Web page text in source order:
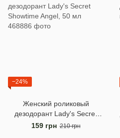
−24%
Женский роликовый
дезодорант Lady's Secret
Showtime Angel, 50 мл
159 грн 210 грн